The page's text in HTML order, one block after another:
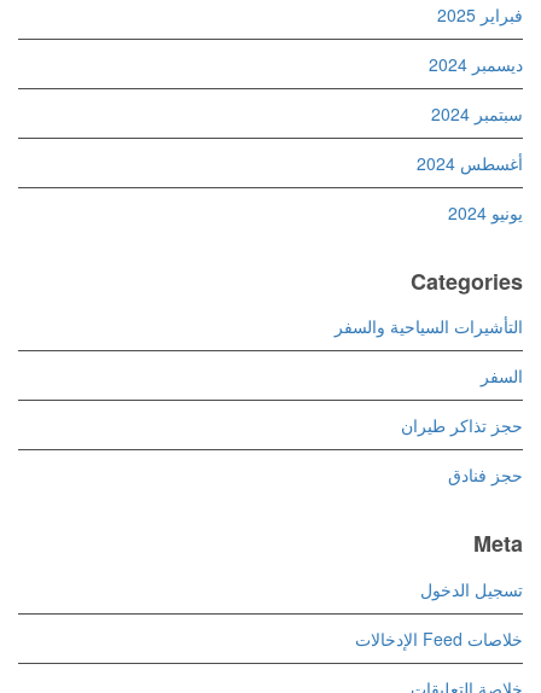
فبراير 2025
ديسمبر 2024
سبتمبر 2024
أغسطس 2024
يونيو 2024
Categories
التأشيرات السياحية والسفر
السفر
حجز تذاكر طيران
حجز فنادق
Meta
تسجيل الدخول
خلاصات Feed الإدخالات
خلاصة التعليقات